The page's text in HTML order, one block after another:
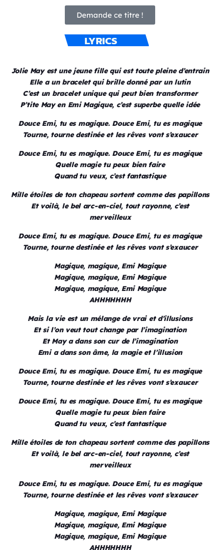
Demande ce titre !
LYRICS
Jolie May est une jeune fille qui est toute pleine d’entrain
Elle a un bracelet qui brille donné par un lutin
C’est un bracelet unique qui peut bien transformer
P’tite May en Emi Magique, c’est superbe quelle idée
Douce Emi, tu es magique. Douce Emi, tu es magique
Tourne, tourne destinée et les rêves vont s’exaucer
Douce Emi, tu es magique. Douce Emi, tu es magique
Quelle magie tu peux bien faire
Quand tu veux, c’est fantastique
Mille étoiles de ton chapeau sortent comme des papillons
Et voilà, le bel arc-en-ciel, tout rayonne, c’est
merveilleux
Douce Emi, tu es magique. Douce Emi, tu es magique
Tourne, tourne destinée et les rêves vont s’exaucer
Magique, magique, Emi Magique
Magique, magique, Emi Magique
Magique, magique, Emi Magique
AHHHHHHH
Mais la vie est un mélange de vrai et d’illusions
Et si l’on veut tout change par l’imagination
Et May a dans son cur de l’imagination
Emi a dans son âme, la magie et l’illusion
Douce Emi, tu es magique. Douce Emi, tu es magique
Tourne, tourne destinée et les rêves vont s’exaucer
Douce Emi, tu es magique. Douce Emi, tu es magique
Quelle magie tu peux bien faire
Quand tu veux, c’est fantastique
Mille étoiles de ton chapeau sortent comme des papillons
Et voilà, le bel arc-en-ciel, tout rayonne, c’est
merveilleux
Douce Emi, tu es magique. Douce Emi, tu es magique
Tourne, tourne destinée et les rêves vont s’exaucer
Magique, magique, Emi Magique
Magique, magique, Emi Magique
Magique, magique, Emi Magique
AHHHHHHH